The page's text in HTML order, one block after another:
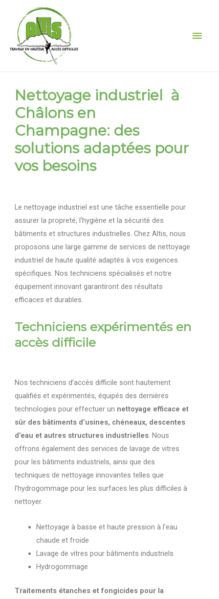
Nettoyage industriel à
Châlons en
Champagne: des
solutions adaptées pour
vos besoins
Le nettoyage industriel est une tâche essentielle pour
assurer la propreté, l’hygiène et la sécurité des
bâtiments et structures industrielles. Chez Altis, nous
proposons une large gamme de services de nettoyage
industriel de haute qualité adaptés à vos exigences
spécifiques. Nos techniciens spécialisés et notre
équipement innovant garantiront des résultats
efficaces et durables.
Techniciens expérimentés en
accès difficile
Nos techniciens d’accès difficile sont hautement
qualifiés et expérimentés, équipés des dernières
technologies pour effectuer un nettoyage efficace et
sûr des bâtiments d’usines, chéneaux, descentes
d’eau et autres structures industrielles. Nous
offrons également des services de lavage de vitres
pour les bâtiments industriels, ainsi que des
techniques de nettoyage innovantes telles que
l’hydrogommage pour les surfaces les plus difficiles à
nettoyer.
Nettoyage à basse et haute pression à l’eau
chaude et froide
Lavage de vitres pour bâtiments industriels
Hydrogommage
Traitements étanches et fongicides pour la